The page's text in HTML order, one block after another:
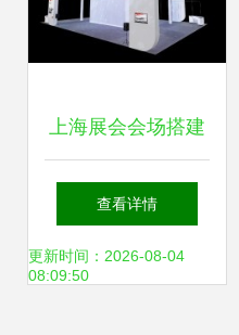
上海展会会场搭建
专业会展服务的全
方位解析
查看详情
更新时间：2026-08-04
08:09:50